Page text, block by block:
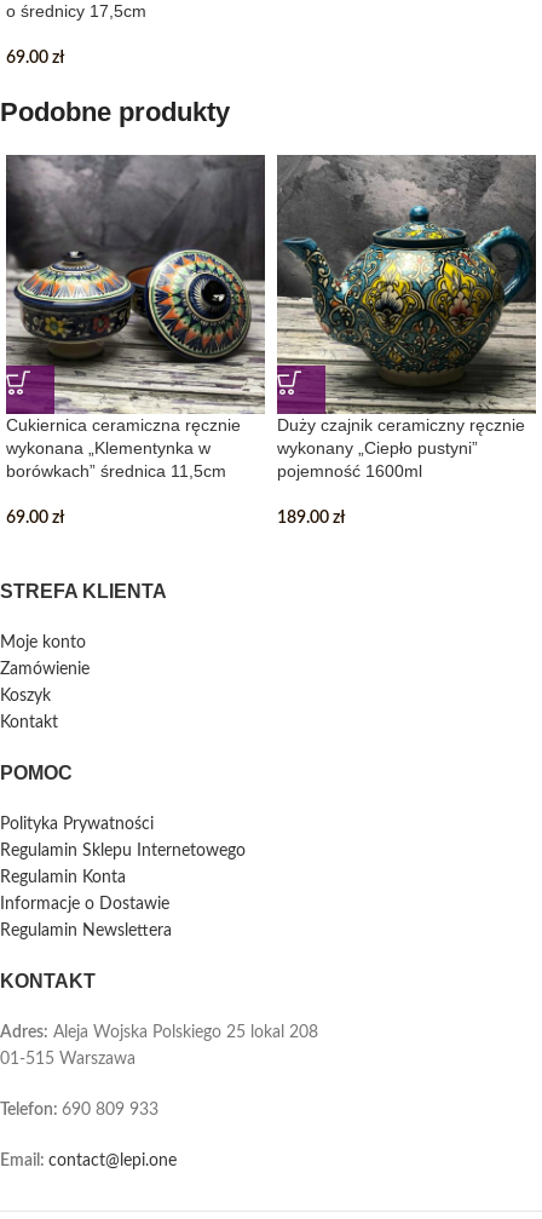
o średnicy 17,5cm
69.00 zł
Podobne produkty
Cukiernica ceramiczna ręcznie
wykonana „Klementynka w
borówkach” średnica 11,5cm
69.00 zł
Duży czajnik ceramiczny ręcznie
wykonany „Ciepło pustyni”
pojemność 1600ml
189.00 zł
STREFA KLIENTA
Moje konto
Zamówienie
Koszyk
Kontakt
POMOC
Polityka Prywatności
Regulamin Sklepu Internetowego
Regulamin Konta
Informacje o Dostawie
Regulamin Newslettera
KONTAKT
Adres: Aleja Wojska Polskiego 25 lokal 208
01-515 Warszawa
Telefon: 690 809 933
Email: contact@lepi.one